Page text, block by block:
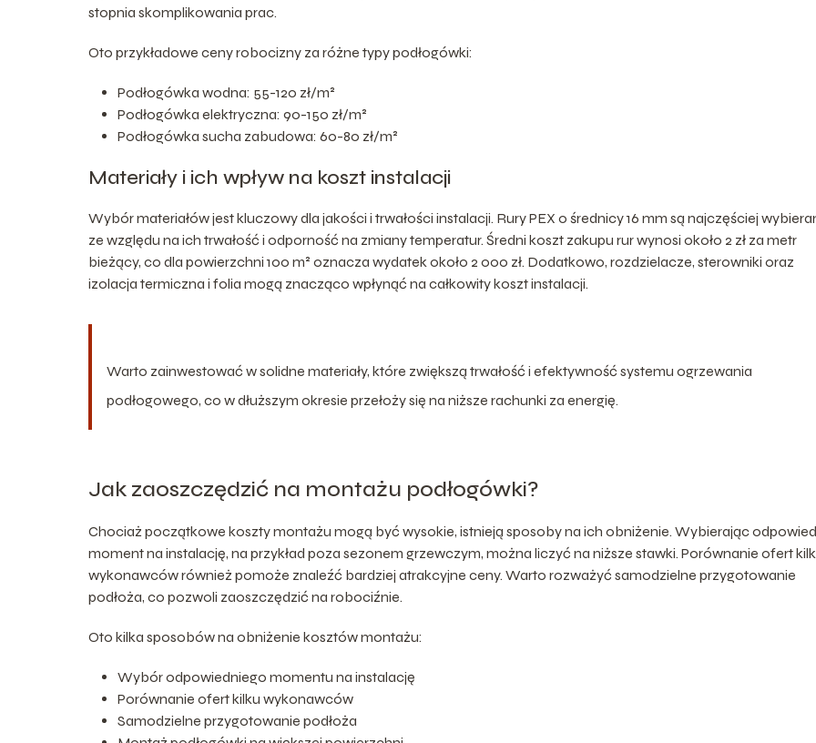
stopnia skomplikowania prac.
Oto przykładowe ceny robocizny za różne typy podłogówki:
Podłogówka wodna: 55-120 zł/m²
Podłogówka elektryczna: 90-150 zł/m²
Podłogówka sucha zabudowa: 60-80 zł/m²
Materiały i ich wpływ na koszt instalacji
Wybór materiałów jest kluczowy dla jakości i trwałości instalacji. Rury PEX o średnicy 16 mm są najczęściej
ze względu na ich trwałość i odporność na zmiany temperatur. Średni koszt zakupu rur wynosi około 2 zł za metr
bieżący, co dla powierzchni 100 m² oznacza wydatek około 2 000 zł. Dodatkowo, rozdzielacze, sterowniki oraz
izolacja termiczna i folia mogą znacząco wpłynąć na całkowity koszt instalacji.
Warto zainwestować w solidne materiały, które zwiększą trwałość i efektywność systemu ogrzewania
podłogowego, co w dłuższym okresie przełoży się na niższe rachunki za energię.
Jak zaoszczędzić na montażu podłogówki?
Chociaż początkowe koszty montażu mogą być wysokie, istnieją sposoby na ich obniżenie. Wybierając
moment na instalację, na przykład poza sezonem grzewczym, można liczyć na niższe stawki. Porównanie ofert
wykonawców również pomoże znaleźć bardziej atrakcyjne ceny. Warto rozważyć samodzielne przygotowanie
podłoża, co pozwoli zaoszczędzić na robociźnie.
Oto kilka sposobów na obniżenie kosztów montażu:
Wybór odpowiedniego momentu na instalację
Porównanie ofert kilku wykonawców
Samodzielne przygotowanie podłoża